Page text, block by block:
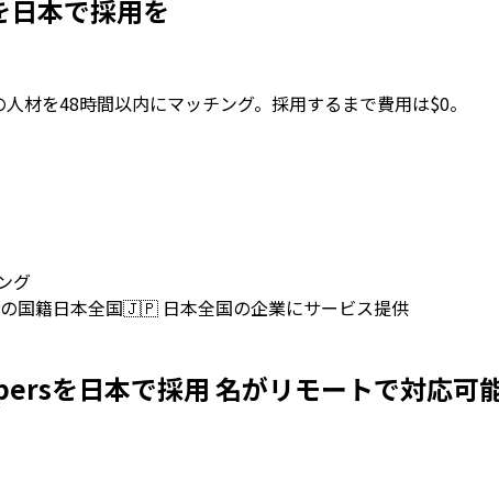
本で採用を
材を48時間以内にマッチング。採用するまで費用は$0。
グ
国籍日本全国🇯🇵 日本全国の企業にサービス提供
を日本で採用 名がリモートで対応可